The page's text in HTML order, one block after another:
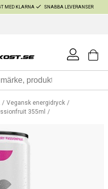
MED KLARNA SNABBA LEVERANSER
Vegansk energidryck
355ml